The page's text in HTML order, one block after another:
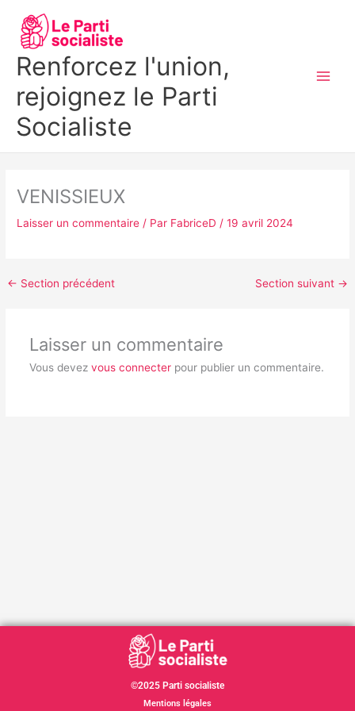
contenu
Renforcez l'union,
rejoignez le Parti
Socialiste
VENISSIEUX
Laisser un commentaire / Par FabriceD/19 avril 2024
← Section précédent Section suivant →
Laisser un commentaire
Vous devez vous connecterpour publier un commentaire.
©2025 Parti socialiste
Mentions légales